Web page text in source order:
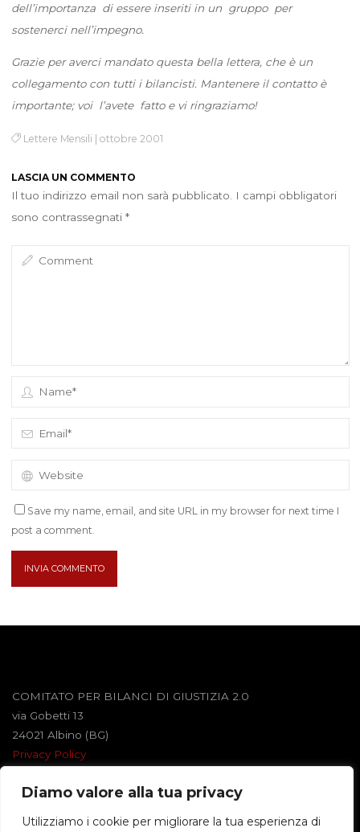
Diamo valore alla tua privacy
Utilizziamo i cookie per migliorare la tua esperienza di
dell’importanza di essere inseriti in un gruppo per
sostenerci nell’impegno.
Grazie per averci mandato questa bella lettera, che è un
collegamento con tutti i bilancisti. Mantenere il contatto è
importante; voi l’avete fatto e vi ringraziamo!
Lettere Mensili | ottobre 2001
LASCIA UN COMMENTO
Il tuo indirizzo email non sarà pubblicato. I campi obbligatori
sono contrassegnati *
Save my name, email, and site URL in my browser for next time I
post a comment.
COMITATO PER BILANCI DI GIUSTIZIA 2.0
via Gobetti 13
24021 Albino (BG)
Privacy Policy